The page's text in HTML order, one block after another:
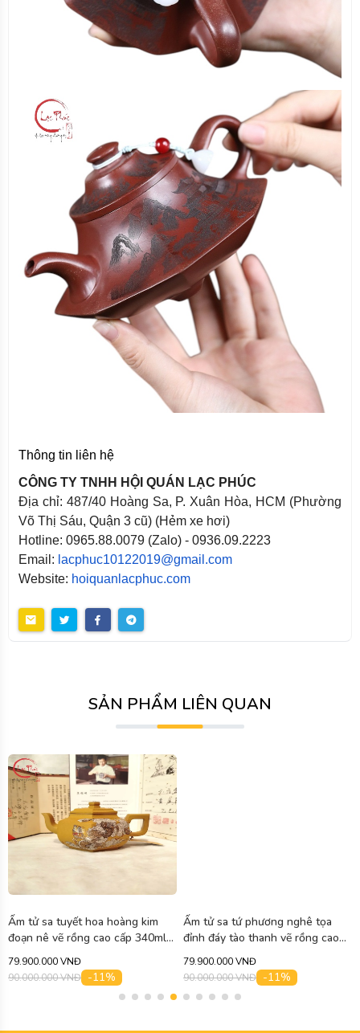
Thông tin liên hệ
CÔNG TY TNHH HỘI QUÁN LẠC PHÚC
Địa chỉ: 487/40 Hoàng Sa, P. Xuân Hòa, HCM (Phường
Võ Thị Sáu, Quận 3 cũ) (Hẻm xe hơi)
Hotline: 0965.88.0079 (Zalo) - 0936.09.2223
Email: lacphuc10122019@gmail.com
Website: hoiquanlacphuc.com
SẢN PHẨM LIÊN QUAN
Ấm tử sa tuyết hoa hoàng kim
đoạn nê vẽ rồng cao cấp 340ml
79.900.000 VNĐ
90.000.000 VNĐ -11%
Ấm tử sa tứ phương nghê tọa
đỉnh đáy tào thanh vẽ rồng cao
79.900.000 VNĐ
90.000.000 VNĐ -11%